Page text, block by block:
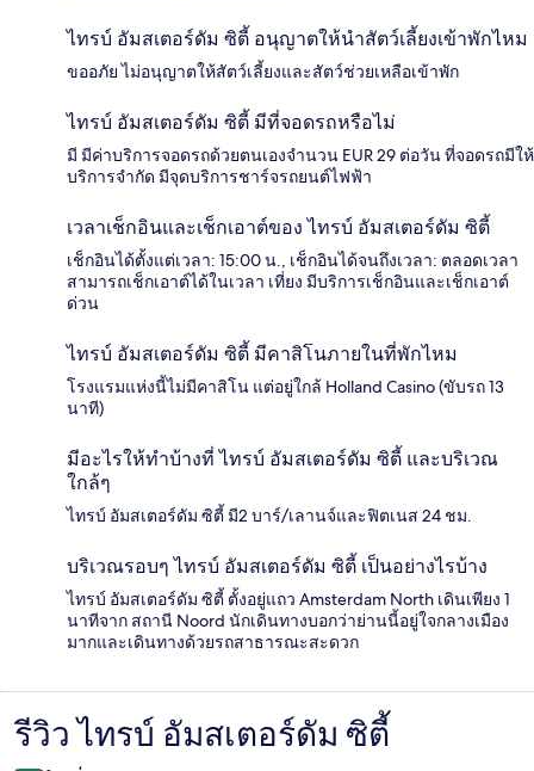
ไทรบ์ อัมสเตอร์ดัม ซิตี้ อนุญาตให้นำสัตว์เลี้ยงเข้าพักไหม
ขออภัย ไม่อนุญาตให้สัตว์เลี้ยงและสัตว์ช่วยเหลือเข้าพัก
ไทรบ์ อัมสเตอร์ดัม ซิตี้ มีที่จอดรถหรือไม่
มี มีค่าบริการจอดรถด้วยตนเองจำนวน EUR 29 ต่อวัน ที่จอดรถมีให้
บริการจำกัด มีจุดบริการชาร์จรถยนต์ไฟฟ้า
เวลาเช็กอินและเช็กเอาต์ของ ไทรบ์ อัมสเตอร์ดัม ซิตี้
เช็กอินได้ตั้งแต่เวลา: 15:00 น., เช็กอินได้จนถึงเวลา: ตลอดเวลา
สามารถเช็กเอาต์ได้ในเวลา เที่ยง มีบริการเช็กอินและเช็กเอาต์
ด่วน
ไทรบ์ อัมสเตอร์ดัม ซิตี้ มีคาสิโนภายในที่พักไหม
โรงแรมแห่งนี้ไม่มีคาสิโน แต่อยู่ใกล้ Holland Casino (ขับรถ 13
นาที)
มีอะไรให้ทำบ้างที่ ไทรบ์ อัมสเตอร์ดัม ซิตี้ และบริเวณ
ใกล้ๆ
ไทรบ์ อัมสเตอร์ดัม ซิตี้ มี2 บาร์/เลานจ์และฟิตเนส 24 ชม.
บริเวณรอบๆ ไทรบ์ อัมสเตอร์ดัม ซิตี้ เป็นอย่างไรบ้าง
ไทรบ์ อัมสเตอร์ดัม ซิตี้ ตั้งอยู่แถว Amsterdam North เดินเพียง 1
นาทีจาก สถานี Noord นักเดินทางบอกว่าย่านนี้อยู่ใจกลางเมือง
มากและเดินทางด้วยรถสาธารณะสะดวก
รีวิว
รีวิว ไทรบ์ อัมสเตอร์ดัม ซิตี้